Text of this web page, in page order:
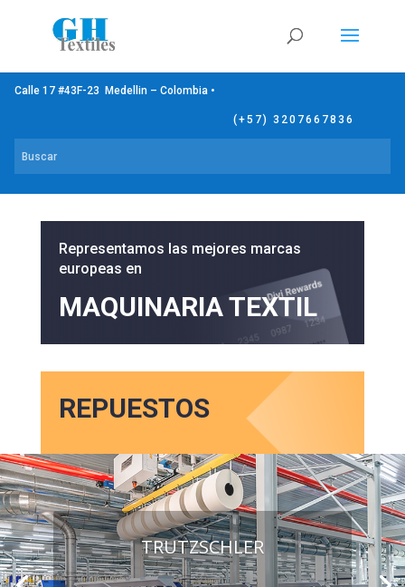
Calle 17 #43F-23 Medellin – Colombia •
(+57) 3207667836
Representamos las mejores marcas
europeas en
MAQUINARIA TEXTIL
REPUESTOS
TRUTZSCHLER